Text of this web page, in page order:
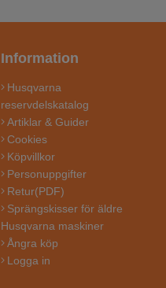
Information
Husqvarna
reservdelskatalog
Artiklar & Guider
Cookies
Köpvillkor
Personuppgifter
Retur(PDF)
Sprängskisser för äldre
Husqvarna maskiner
Ångra köp
Logga in